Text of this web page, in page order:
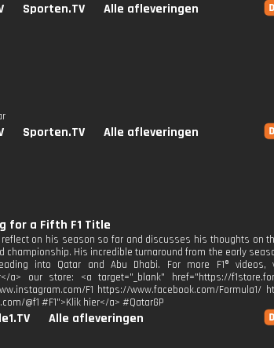
Sporten.TV Alle afleveringen
Sporten.TV Alle afleveringen
for a Fifth F1 Title
on his season so far and discusses his thoughts on
His incredible turnaround from the early
into Qatar and Abu Dhabi. For more F1® videos,
a> our store: <a target="_blank" href="https://
F1 https://www.facebook.com/Formula1/
@f1 #F1">Klik hier</a> #QatarGP
Alle afleveringen